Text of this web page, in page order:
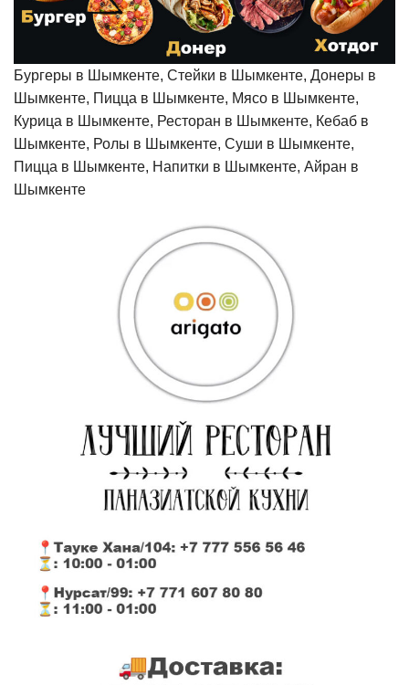
Бургеры в Шымкенте, Стейки в Шымкенте, Донеры в
Шымкенте, Пицца в Шымкенте, Мясо в Шымкенте,
Курица в Шымкенте, Ресторан в Шымкенте, Кебаб в
Шымкенте, Ролы в Шымкенте, Суши в Шымкенте,
Пицца в Шымкенте, Напитки в Шымкенте, Айран в
Шымкенте